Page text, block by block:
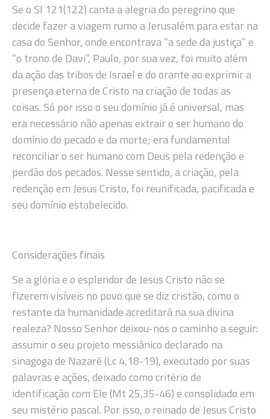
Se o Sl 121(122) canta a alegria do peregrino que
decide fazer a viagem rumo a Jerusalém para estar na
casa do Senhor, onde encontrava “a sede da justiça” e
“o trono de Davi”, Paulo, por sua vez, foi muito além
da ação das tribos de Israel e do orante ao exprimir a
presença eterna de Cristo na criação de todas as
coisas. Só por isso o seu domínio já é universal, mas
era necessário não apenas extrair o ser humano do
domínio do pecado e da morte; era fundamental
reconciliar o ser humano com Deus pela redenção e
perdão dos pecados. Nesse sentido, a criação, pela
redenção em Jesus Cristo, foi reunificada, pacificada e
seu domínio estabelecido.
Considerações finais
Se a glória e o esplendor de Jesus Cristo não se
fizerem visíveis no povo que se diz cristão, como o
restante da humanidade acreditará na sua divina
realeza? Nosso Senhor deixou-nos o caminho a seguir:
assumir o seu projeto messiânico declarado na
sinagoga de Nazaré (Lc 4,18-19), executado por suas
palavras e ações, deixado como critério de
identificação com Ele (Mt 25,35-46) e consolidado em
seu mistério pascal. Por isso, o reinado de Jesus Cristo